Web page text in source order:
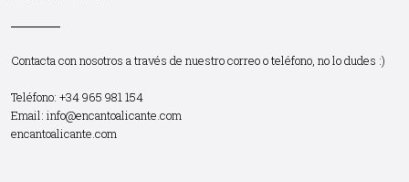
Contacta con nosotros a través de nuestro correo o teléfono, no lo dudes :)
Teléfono: +34 965 981 154
Email: info@encantoalicante.com
encantoalicante.com